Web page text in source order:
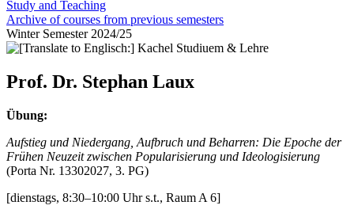
Study and Teaching
Archive of courses from previous semesters
Winter Semester 2024/25
Prof. Dr. Stephan Laux
Übung:
Aufstieg und Niedergang, Aufbruch und Beharren: Die Epoche der
Frühen Neuzeit zwischen Popularisierung und Ideologisierung
(Porta Nr. 13302027, 3. PG)
[dienstags, 8:30–10:00 Uhr s.t., Raum A 6]